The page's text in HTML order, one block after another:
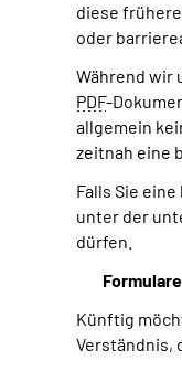
diese
oder
Während wir
PDF-
allgemein
zeitnah eine
Falls Sie
unter der
dürfen.
Künftig
Verständnis,